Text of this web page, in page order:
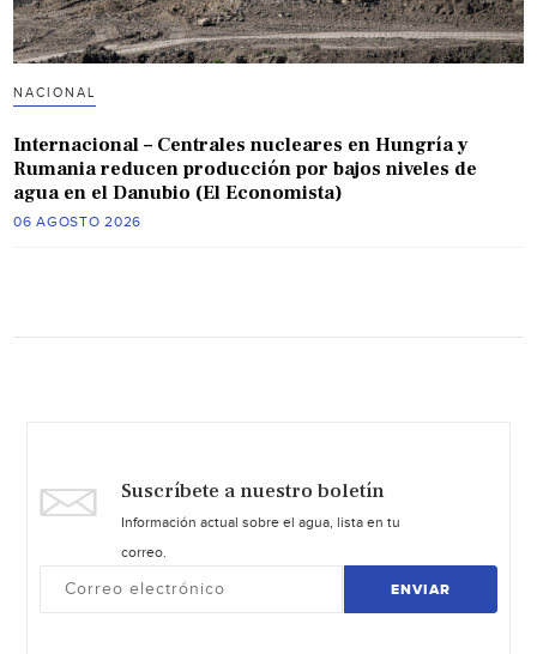
NACIONAL
Internacional – Centrales nucleares en Hungría y
Rumania reducen producción por bajos niveles de
agua en el Danubio (El Economista)
06 AGOSTO 2026
Suscríbete a nuestro boletín
Información actual sobre el agua, lista en tu
correo.
ENVIAR